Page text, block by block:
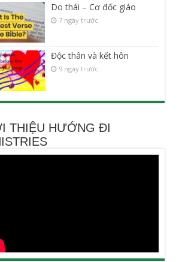
Do thái – Cơ đốc giáo
7 ngày trước
Độc thân và kết hôn
9 ngày trước
THIỆU HƯỚNG ĐI